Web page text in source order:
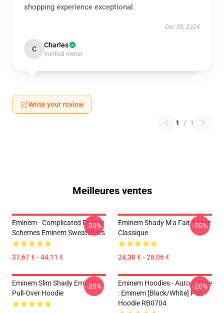
shopping experience exceptional.
Dec 20, 2024
C Charles
Verified owner
Write your review
1 / 1
Meilleures ventes
Eminem - Complicated Rhyme
Schemes Eminem Sweatshirts
37,67 € - 44,11 €
-20%
Eminem Shady M'a Fait T-Shirt
Classique
24,38 € - 28,06 €
-20%
Eminem Slim Shady Eminem
Pull-Over Hoodie
-20%
Eminem Hoodies - Autographe
: Eminem [Black/White] Pull
Hoodie RB0704
-20%